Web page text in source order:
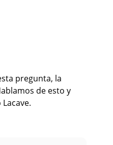
pregunta, la
de esto y